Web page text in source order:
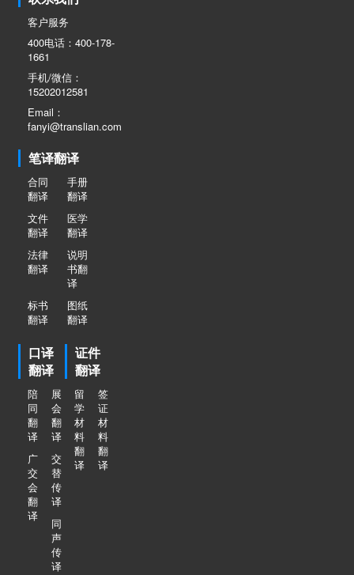
客户服务
400电话：400-178-
1661
手机/微信：
15202012581
Email：
fanyi@translian.com
笔译翻译
合同
翻译
手册
翻译
文件
翻译
医学
翻译
法律
翻译
说明
书翻
译
标书
翻译
图纸
翻译
口译
翻译
陪
同
翻
译
展
会
翻
译
广
交
会
翻
译
交
替
传
译
同
声
传
译
证件
翻译
留
学
材
料
翻
译
签
证
材
料
翻
译